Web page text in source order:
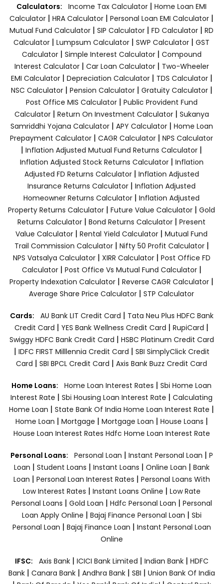
Calculators: Income Tax Calculator | Home Loan EMI
Calculator | HRA Calculator | Personal Loan EMI Calculator |
Mutual Fund Calculator | SIP Calculator | FD Calculator | RD
Calculator | Lumpsum Calculator | SWP Calculator | GST
Calculator| Simple Interest Calculator| Compound
Interest Calculator| Car Loan Calculator| Two-Wheeler
EMI Calculator| Depreciation Calculator| TDS Calculator|
NSC Calculator| Pension Calculator| Gratuity Calculator|
Post Office MIS Calculator| Public Provident Fund
Calculator| Return On Investment Calculator| Sukanya
Samriddhi Yojana Calculator| APY Calculator| Home Loan
Prepayment Calculator | CAGR Calculator | NPS Calculator
| Inflation Adjusted Mutual Fund Returns Calculator |
Inflation Adjusted Stock Returns Calculator| Inflation
Adjusted FD Returns Calculator| Inflation Adjusted
Insurance Returns Calculator | Inflation Adjusted
Homeowner Returns Calculator | Inflation Adjusted
Property Returns Calculator | Future Value Calculator | Gold
Returns Calculator | Bond Returns Calculator | Present
Value Calculator | Rental Yield Calculator | Mutual Fund
Trail Commission Calculator| Nifty 50 Profit Calculator|
NPS Vatsalya Calculator| XIRR Calculator| Post Office FD
Calculator| Post Office Vs Mutual Fund Calculator|
Property Indexation Calculator | Reverse CAGR Calculator |
Average Share Price Calculator | STP Calculator
Cards: AU Bank LIT Credit Card | Tata Neu Plus HDFC Bank
Credit Card | YES Bank Wellness Credit Card | RupiCard |
Swiggy HDFC Bank Credit Card | HSBC Platinum Credit Card
| IDFC FIRST Milllennia Credit Card | SBI SimplyClick Credit
Card | SBI BPCL Credit Card | Axis Bank Buzz Credit Card
Home Loans: Home Loan Interest Rates | Sbi Home Loan
Interest Rate | Sbi Housing Loan Interest Rate | Calculating
Home Loan | State Bank Of India Home Loan Interest Rate |
Home Loan | Mortgage | Mortgage Loan | House Loans |
House Loan Interest Rates Hdfc Home Loan Interest Rate
Personal Loans: Personal Loan | Instant Personal Loan | P
Loan | Student Loans | Instant Loans | Online Loan | Bank
Loan | Personal Loan Interest Rates | Personal Loans With
Low Interest Rates | Instant Loans Online | Low Rate
Personal Loans | Gold Loan | Hdfc Personal Loan | Personal
Loan Apply Online | Bajaj Finance Personal Loan | Sbi
Personal Loan | Bajaj Finance Loan | Instant Personal Loan
Online
IFSC: Axis Bank | ICICI Bank Limited | Indian Bank | HDFC
Bank| Canara Bank | Andhra Bank| SBI | Union Bank Of India